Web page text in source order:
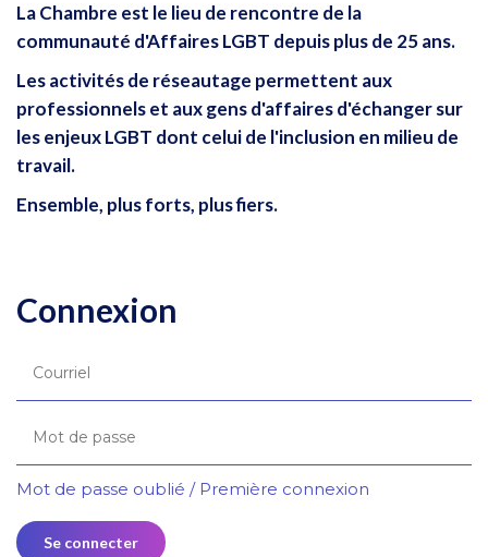
La Chambre est le lieu de rencontre de la
communauté d'Affaires LGBT depuis plus de 25 ans.
Les activités de réseautage permettent aux
professionnels et aux gens d'affaires d'échanger sur
les enjeux LGBT dont celui de l'inclusion en milieu de
travail.
Ensemble, plus forts, plus fiers.
Connexion
Mot de passe oublié / Première connexion